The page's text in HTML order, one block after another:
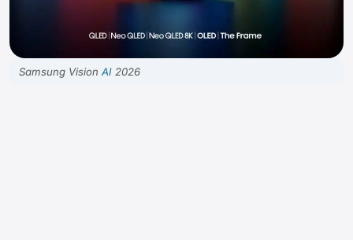
Samsung Vision AI 2026